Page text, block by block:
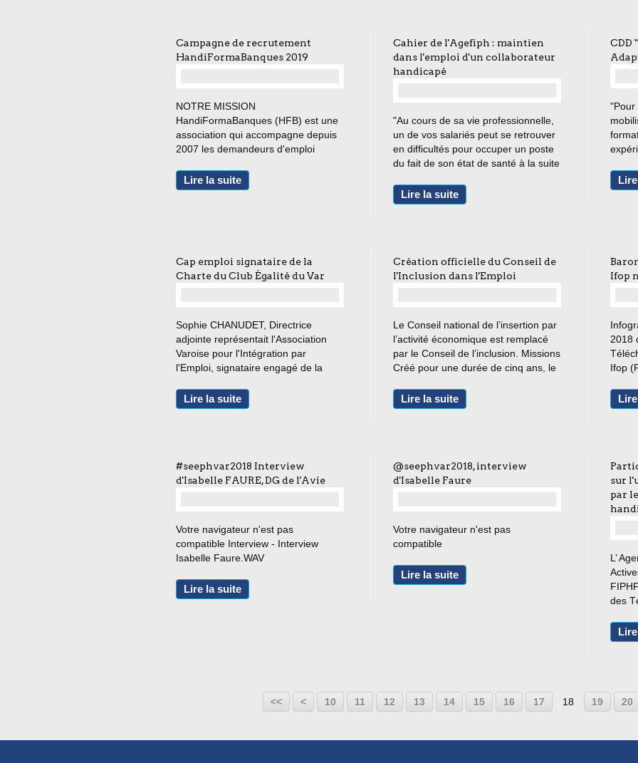
Campagne de recrutement
HandiFormaBanques 2019
NOTRE MISSION
HandiFormaBanques (HFB) est une
association qui accompagne depuis
2007 les demandeurs d'emploi
Février 2005 dans la construction de
leur projet ... La campagne nationale
Lire la suite
Cahier de l'Agefiph : maintien
dans l'emploi d'un collaborateur
handicapé
"Au cours de sa vie professionnelle,
un de vos salariés peut se retrouver
en difficultés pour occuper un poste
du fait de son état de santé à la suite
d'un accident ou d'une maladie,
d'une grave aggravation d'un
Lire la suite
CDD
"Pour
Cap emploi signataire de la
Charte du Club Égalité du Var
Sophie CHANUDET, Directrice
adjointe représentait l'Association
Varoise pour l'Intégration par
l'Emploi, signataire engagé de la
Égalité du Var a vu le jour, à la
préfecture, le 7 juin 2018 pour
Lire la suite
Création officielle du Conseil de
l'Inclusion dans l'Emploi
Le Conseil national de l’insertion par
l’activité économique est remplacé
par le Conseil de l’inclusion. Missions
Créé pour une durée de cinq ans, le
pour missions : - de formuler des
propositions en matière de
Lire la suite
Ifop
2018
Ifop
#seephvar2018 Interview
d'Isabelle FAURE, DG de l'Avie
Votre navigateur n'est pas
compatible Interview - Interview
Isabelle Faure.WAV
Lire la suite
@seephvar2018, interview
d'Isabelle Faure
Votre navigateur n'est pas
compatible
Lire la suite
sur
par
L’
des
<< < 10 11 12 13 14 15 16 17 18 19 20